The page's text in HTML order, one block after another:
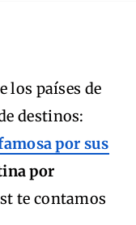
los países de
destinos:
por sus
por
te contamos